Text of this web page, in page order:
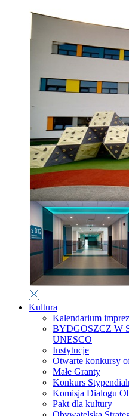
Kultura
Kalendarium imprez
BYDGOSZCZ W
UNESCO
Instytucje
Otwarte konkursy
Małe Granty
Konkurs
Komisja Dialogu
Pakt dla kultury